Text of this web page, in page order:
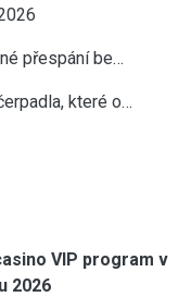
přespání be…
které o…
VIP program v
2026